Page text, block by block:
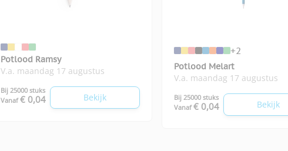
Potlood Ramsy
V.a. maandag 17 augustus
Bij 25000 stuks
Vanaf € 0,04 Bekijk
+2
Potlood Melart
V.a. maandag 17 augustus
Bij 25000 stuks
Vanaf € 0,04 Bekijk